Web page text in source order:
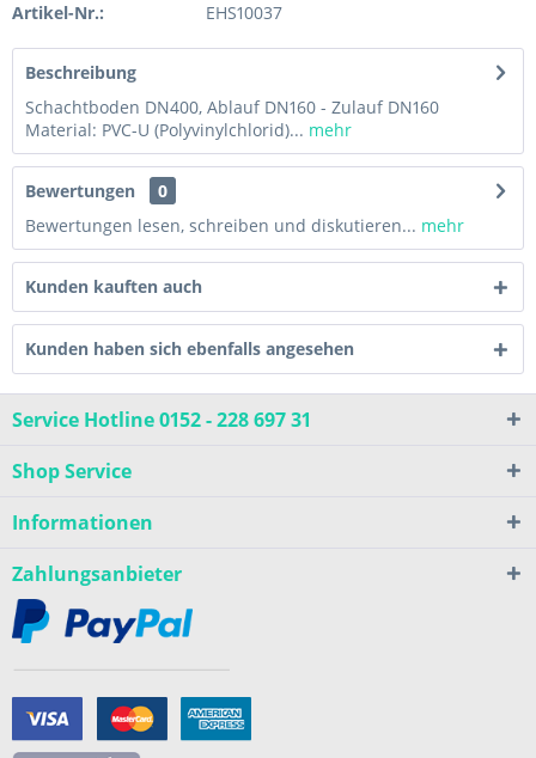
Artikel-Nr.: EHS10037
Beschreibung
Schachtboden DN400, Ablauf DN160 - Zulauf DN160
Material: PVC-U (Polyvinylchlorid)... mehr
Bewertungen
0
Bewertungen lesen, schreiben und diskutieren... mehr
Kunden kauften auch
Kunden haben sich ebenfalls angesehen
Service Hotline 0152 - 228 697 31
Shop Service
Informationen
Zahlungsanbieter